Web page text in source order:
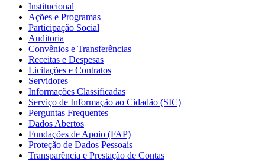
Institucional
Ações e Programas
Participação Social
Auditoria
Convênios e Transferências
Receitas e Despesas
Licitações e Contratos
Servidores
Informações Classificadas
Serviço de Informação ao Cidadão (SIC)
Perguntas Frequentes
Dados Abertos
Fundações de Apoio (FAP)
Proteção de Dados Pessoais
Transparência e Prestação de Contas